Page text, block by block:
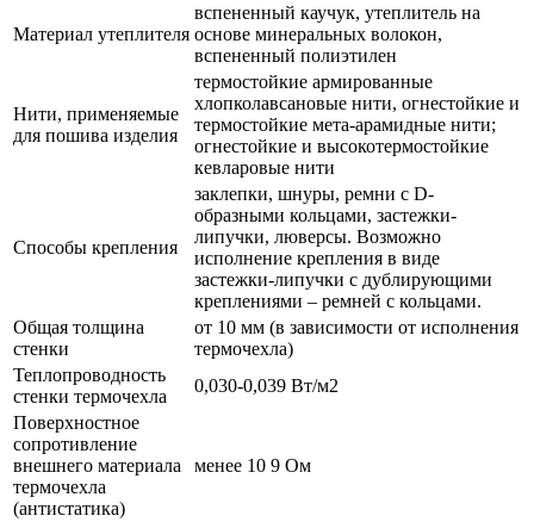
Материал утеплителя
вспененный каучук, утеплитель на
основе минеральных волокон,
вспененный полиэтилен
Нити, применяемые
для пошива изделия
термостойкие армированные
хлопколавсановые нити, огнестойкие и
термостойкие мета-арамидные нити;
огнестойкие и высокотермостойкие
кевларовые нити
Способы крепления
заклепки, шнуры, ремни с D-
образными кольцами, застежки-
липучки, люверсы. Возможно
исполнение крепления в виде
застежки-липучки с дублирующими
креплениями – ремней с кольцами.
Общая толщина
стенки
от 10 мм (в зависимости от исполнения
термочехла)
Теплопроводность
стенки термочехла
0,030-0,039 Вт/м2
Поверхностное
сопротивление
внешнего материала
термочехла
(антистатика)
менее 10 9 Ом